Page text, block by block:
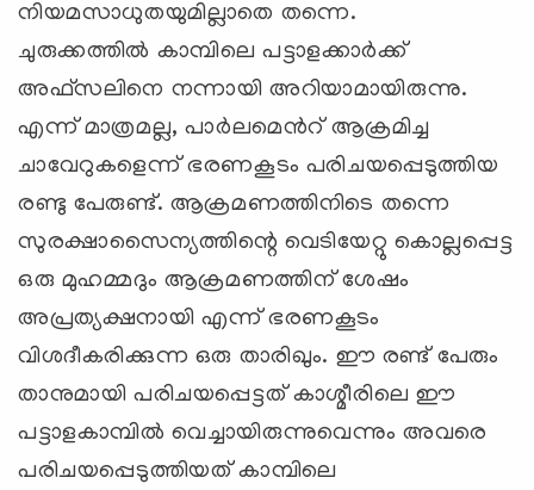
നിയമസാധുതയുമില്ലാതെ തന്നെ.
ചുരുക്കത്തില്‍ കാമ്പിലെ പട്ടാളക്കാര്‍ക്ക്
അഫ്സലിനെ നന്നായി അറിയാമായിരുന്നു.
എന്ന് മാത്രമല്ല, പാര്‍ലമെന്‍റ് ആക്രമിച്ച
ചാവേറുകളെന്ന് ഭരണകൂടം പരിചയപ്പെടുത്തിയ
രണ്ടു പേരുണ്ട്. ആക്രമണത്തിനിടെ തന്നെ
സുരക്ഷാസൈന്യത്തിന്റെ വെടിയേറ്റു കൊല്ലപ്പെട്ട
ഒരു മുഹമ്മദും ആക്രമണത്തിന് ശേഷം
അപ്രത്യക്ഷനായി എന്ന് ഭരണകൂടം
വിശദീകരിക്കുന്ന ഒരു താരിഖും. ഈ രണ്ട് പേരും
താനുമായി പരിചയപ്പെട്ടത് കാശ്മീരിലെ ഈ
പട്ടാളകാമ്പില്‍ വെച്ചായിരുന്നുവെന്നും അവരെ
പരിചയപ്പെടുത്തിയത് കാമ്പിലെ